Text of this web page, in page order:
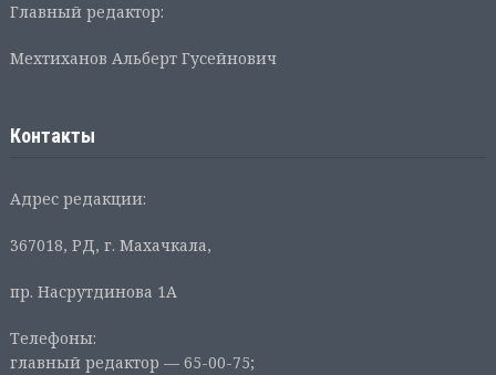
Главный редактор:
Мехтиханов Альберт Гусейнович
Контакты
Адрес редакции:
367018, РД, г. Махачкала,
пр. Насрутдинова 1А
Телефоны:
главный редактор — 65-00-75;